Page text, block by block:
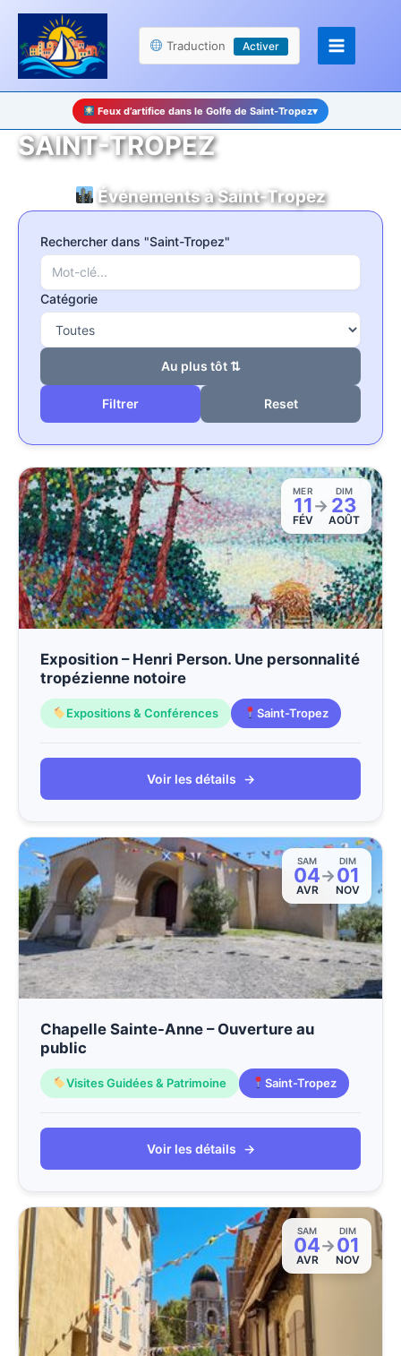
Panneau de gestion des cookies
Aller
contenu
Traduction Activer
Feux d’artifice dans le Golfe de Saint-Tropez▾
SAINT-TROPEZ
Événements à Saint-Tropez
Rechercher dans "Saint-Tropez"
Catégorie
Au plus tôt ⇅
Reset
MER
11
FÉV
→
DIM
23
AOÛT
Exposition – Henri Person. Une personnalité
tropézienne notoire
Expositions & Conférences Saint-Tropez
Voir les détails →
SAM
04
AVR
→
DIM
01
NOV
Chapelle Sainte-Anne – Ouverture au
public
Visites Guidées & Patrimoine Saint-Tropez
Voir les détails →
SAM
04
AVR
→
DIM
01
NOV